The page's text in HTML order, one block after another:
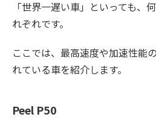
「世界一遅い車」といっても、
れぞれです。
ここでは、最高速度や加速性能
れている車を紹介します。
Peel P50